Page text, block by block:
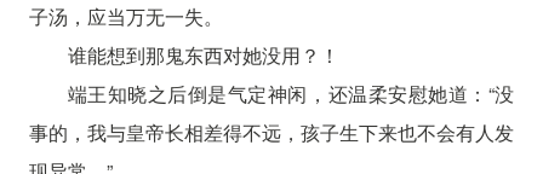
子汤，应当万无一失。
谁能想到那鬼东西对她没用？！
端王知晓之后倒是气定神闲，还温柔安慰她道：“没
事的，我与皇帝长相差得不远，孩子生下来也不会有人发